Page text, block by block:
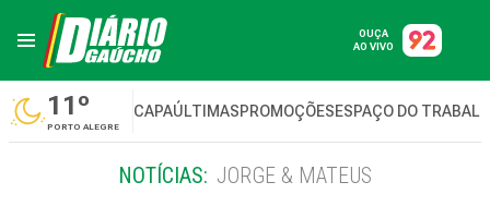
OUÇA
AO VIVO
11º
PORTO ALEGRE
CAPAÚLTIMASPROMOÇÕESESPAÇO DO
NOTÍCIAS: JORGE & MATEUS